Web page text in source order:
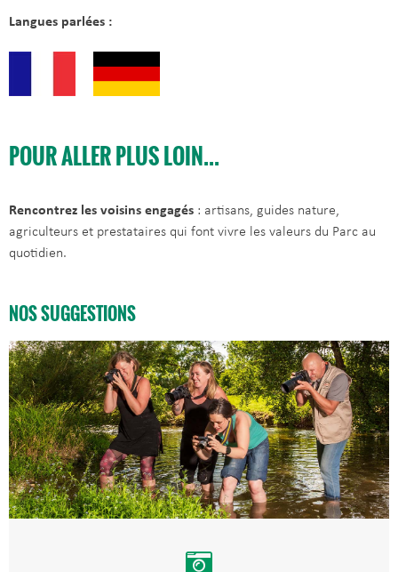
Langues parlées :
POUR ALLER PLUS LOIN...
Rencontrez les voisins engagés : artisans, guides nature,
agriculteurs et prestataires qui font vivre les valeurs du Parc au
quotidien.
NOS SUGGESTIONS